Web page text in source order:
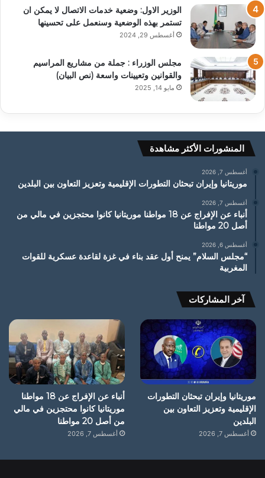
الوزير الاول: وضعية خدمات الاتصال لا يمكن ان
تستمر بهذه الوضعية وسنعمل على تحسينها
أغسطس 29, 2024
مجلس الوزراء : جملة من مشاريع المراسيم
والقوانين وتعيينات واسعة (نص البيان)
مايو 14, 2025
المنشورات الأكثر مشاهدة
أغسطس 7, 2026
موريتانيا وإيران تبحثان التطورات الإقليمية وتعزيز التعاون بين البلدين
أغسطس 7, 2026
أنباء عن الإفراج عن 18 مواطنا موريتانيا كانوا محتجزين في مالي من
أصل 20 مواطنا
أغسطس 6, 2026
“مجلس السلام” يمنح أول عقد بناء في غزة لقاعدة عسكرية للقوات
المغربية
آخر المشاركات
موريتانيا وإيران تبحثان التطورات
الإقليمية وتعزيز التعاون بين
البلدين
أغسطس 7, 2026
أنباء عن الإفراج عن 18 مواطنا
موريتانيا كانوا محتجزين في مالي
من أصل 20 مواطنا
أغسطس 7, 2026